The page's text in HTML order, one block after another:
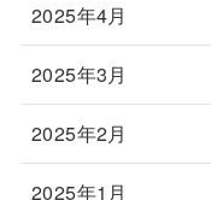
2025年4月
2025年3月
2025年2月
2025年1月